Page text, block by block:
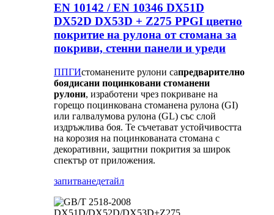
EN 10142 / EN 10346 DX51D
DX52D DX53D + Z275 PPGI цветно
покритие на рулона от стомана за
покриви, стенни панели и уреди
ППГИстоманените рулони сапредварително
боядисани поцинковани стоманени
рулони, изработени чрез покриване на
горещо поцинкована стоманена рулона (GI)
или галвалумова рулона (GL) със слой
издръжлива боя. Те съчетават устойчивостта
на корозия на поцинкованата стомана с
декоративни, защитни покрития за широк
спектър от приложения.
запитванедетайл